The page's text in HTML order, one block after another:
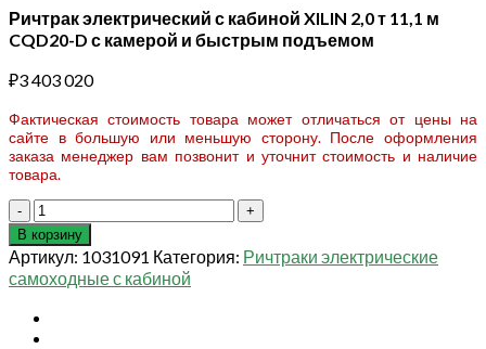
Ричтрак электрический с кабиной XILIN 2,0 т 11,1 м
CQD20-D с камерой и быстрым подъемом
₽3 403 020
Фактическая стоимость товара может отличаться от цены на
сайте в большую или меньшую сторону. После оформления
заказа менеджер вам позвонит и уточнит стоимость и наличие
товара.
Количество
товара
Ричтрак
электрический
с
кабиной
XILIN
В корзину
Артикул: 1031091 Категория: Ричтраки электрические
самоходные с кабиной